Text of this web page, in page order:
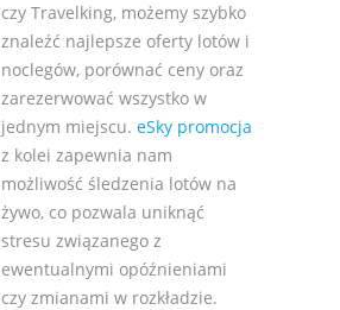
czy Travelking, możemy szybko
znaleźć najlepsze oferty lotów i
noclegów, porównać ceny oraz
zarezerwować wszystko w
jednym miejscu. eSky promocja
z kolei zapewnia nam
możliwość śledzenia lotów na
żywo, co pozwala uniknąć
stresu związanego z
ewentualnymi opóźnieniami
czy zmianami w rozkładzie.